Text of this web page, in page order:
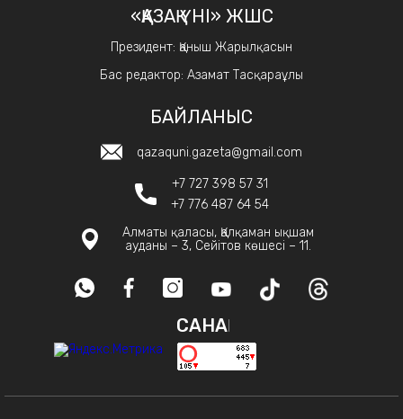
«ҚАЗАҚ ҮНІ» ЖШС
Президент: Қаныш Жарылқасын
Бас редактор: Азамат Тасқараұлы
БАЙЛАНЫС
qazaquni.gazeta@gmail.com
+7 727 398 57 31
+7 776 487 64 54
Алматы қаласы, Қалқаман ықшам
ауданы – 3, Сейітов көшесі – 11.
САНАҚ